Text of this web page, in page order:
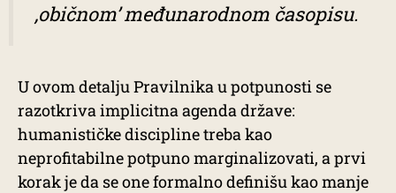
,običnom’ međunarodnom časopisu.
U ovom detalju Pravilnika u potpunosti se
razotkriva implicitna agenda države:
humanističke discipline treba kao
neprofitabilne potpuno marginalizovati, a prvi
korak je da se one formalno definišu kao manje